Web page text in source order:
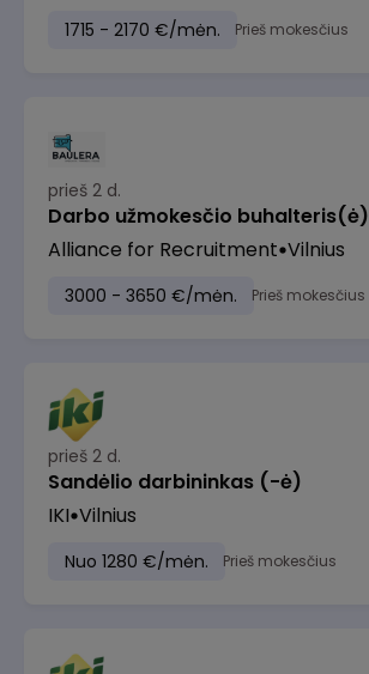
1715 - 2170 €/mėn. Prieš mokesčius
prieš 2 d.
Darbo užmokesčio buhalteris(ė)
Alliance for Recruitment Vilnius
3000 - 3650 €/mėn. Prieš mokesčius
prieš 2 d.
Sandėlio darbininkas (-ė)
IKI Vilnius
Nuo 1280 €/mėn. Prieš mokesčius